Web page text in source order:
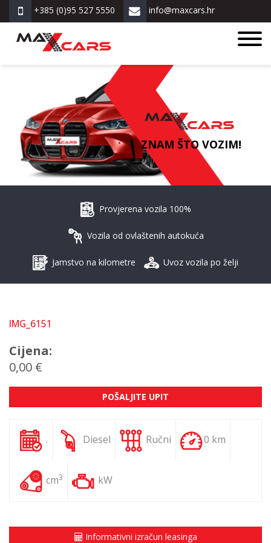
+385 (0)95 527 5550 info@maxcars.hr
ZNAM ŠTO VOZIM!
Provjerena vozila 100%
Vozila od ovlaštenih autokuća
Jamstvo na kilometre Uvoz vozila po želji
IMG_6151
Cijena:
0,00 €
POŠALJITE UPIT
. Diesel Ručni 0 km
cm3 kW
Informativni izračun leasinga